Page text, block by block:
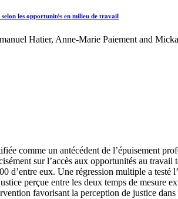
les opportunités en milieu de travail
Hatier, Anne‐Marie Paiement and
comme un antécédent de l’épuisement
sur l’accès aux opportunités au
d’entre eux. Une régression multiple a testé
perçue entre les deux temps de mesure
favorisant la perception de justice